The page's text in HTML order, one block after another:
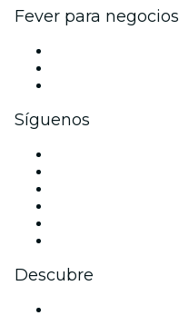
Fever para negocios
Síguenos
Descubre